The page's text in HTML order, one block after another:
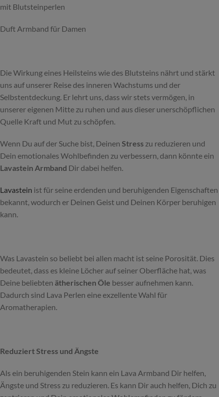
mit Blutsteinperlen
Duft Armband für Damen
Die Wirkung eines Heilsteins wie des Blutsteins nährt und stärkt
uns auf unserer Reise des inneren Wachstums und der
Selbstentdeckung. Er lehrt uns, dass wir stets vermögen, in
unserer eigenen Mitte zu ruhen und aus dieser unerschöpflichen
Quelle Kraft und Mut zu schöpfen.
Wenn Du auf der Suche bist, Deinen Stress zu reduzieren und
Dein emotionales Wohlbefinden zu verbessern, dann könnte ein
Lavastein Armband Dir dabei helfen.
Lavastein ist für seine erdenden und beruhigenden Eigenschaften
bekannt, wodurch er Deinen Geist und Deinen Körper beruhigen
kann.
Was Lavastein so beliebt bei allen macht ist seine Porosität. Dies
bedeutet, dass es kleine Löcher auf seiner Oberfläche hat, was
Deine beliebten ätherischen Öle besser aufnehmen kann.
Dadurch sind Lava Perlen eine exzellente Wahl für
Aromatherapien.
Reduziert Stress und Ängste
Als ein beruhigenden Stein kann ein Lava Armband Dir helfen,
Ängste und Stress zu reduzieren. Es kann Dir auch helfen, Dich zu